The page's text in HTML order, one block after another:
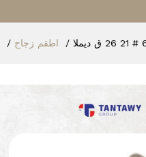
اطقم زجاج